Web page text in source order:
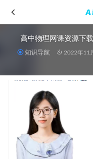
高中物理网课资源下
知识导航 2022年11
俄语入门教学视频，
2025赵怡然高二化学a+
2024刘莹莹高一历史网